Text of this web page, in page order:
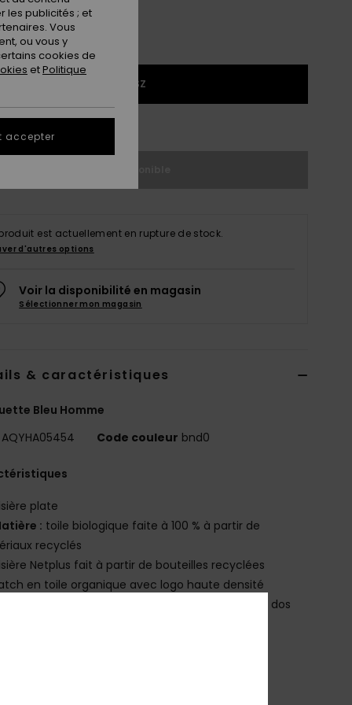
1SZ
le Guide des tailles
est actuellement en rupture de stock.
d'autres options
Voir la disponibilité en magasin
Sélectionner mon magasin
& caractéristiques
Bleu Homme
AQYHA05454 Code couleur bnd0
plate
: toile biologique faite à 100 % à partir de
recyclés
Netplus fait à partir de bouteilles recyclées
en toile organique avec logo haute densité
Étiquette haute définition sur la fermeture dans le dos
les publicités ; et
Vous
ou vous y
cookies de
etPolitique
accepter